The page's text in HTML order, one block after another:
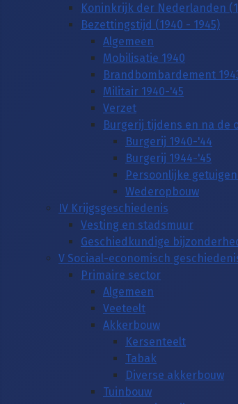
Koninkrijk der Nederlanden
Bezettingstijd (1940 - 1945)
Algemeen
Mobilisatie 1940
Brandbombardement
Militair 1940-'45
Verzet
Burgerij tijdens en na de
Burgerij 1940-'44
Burgerij 1944-'45
Persoonlijke
Wederopbouw
IV Krijgsgeschiedenis
Vesting en stadsmuur
Geschiedkundige
V Sociaal-economisch
Primaire sector
Algemeen
Veeteelt
Akkerbouw
Kersenteelt
Tabak
Diverse akkerbouw
Tuinbouw